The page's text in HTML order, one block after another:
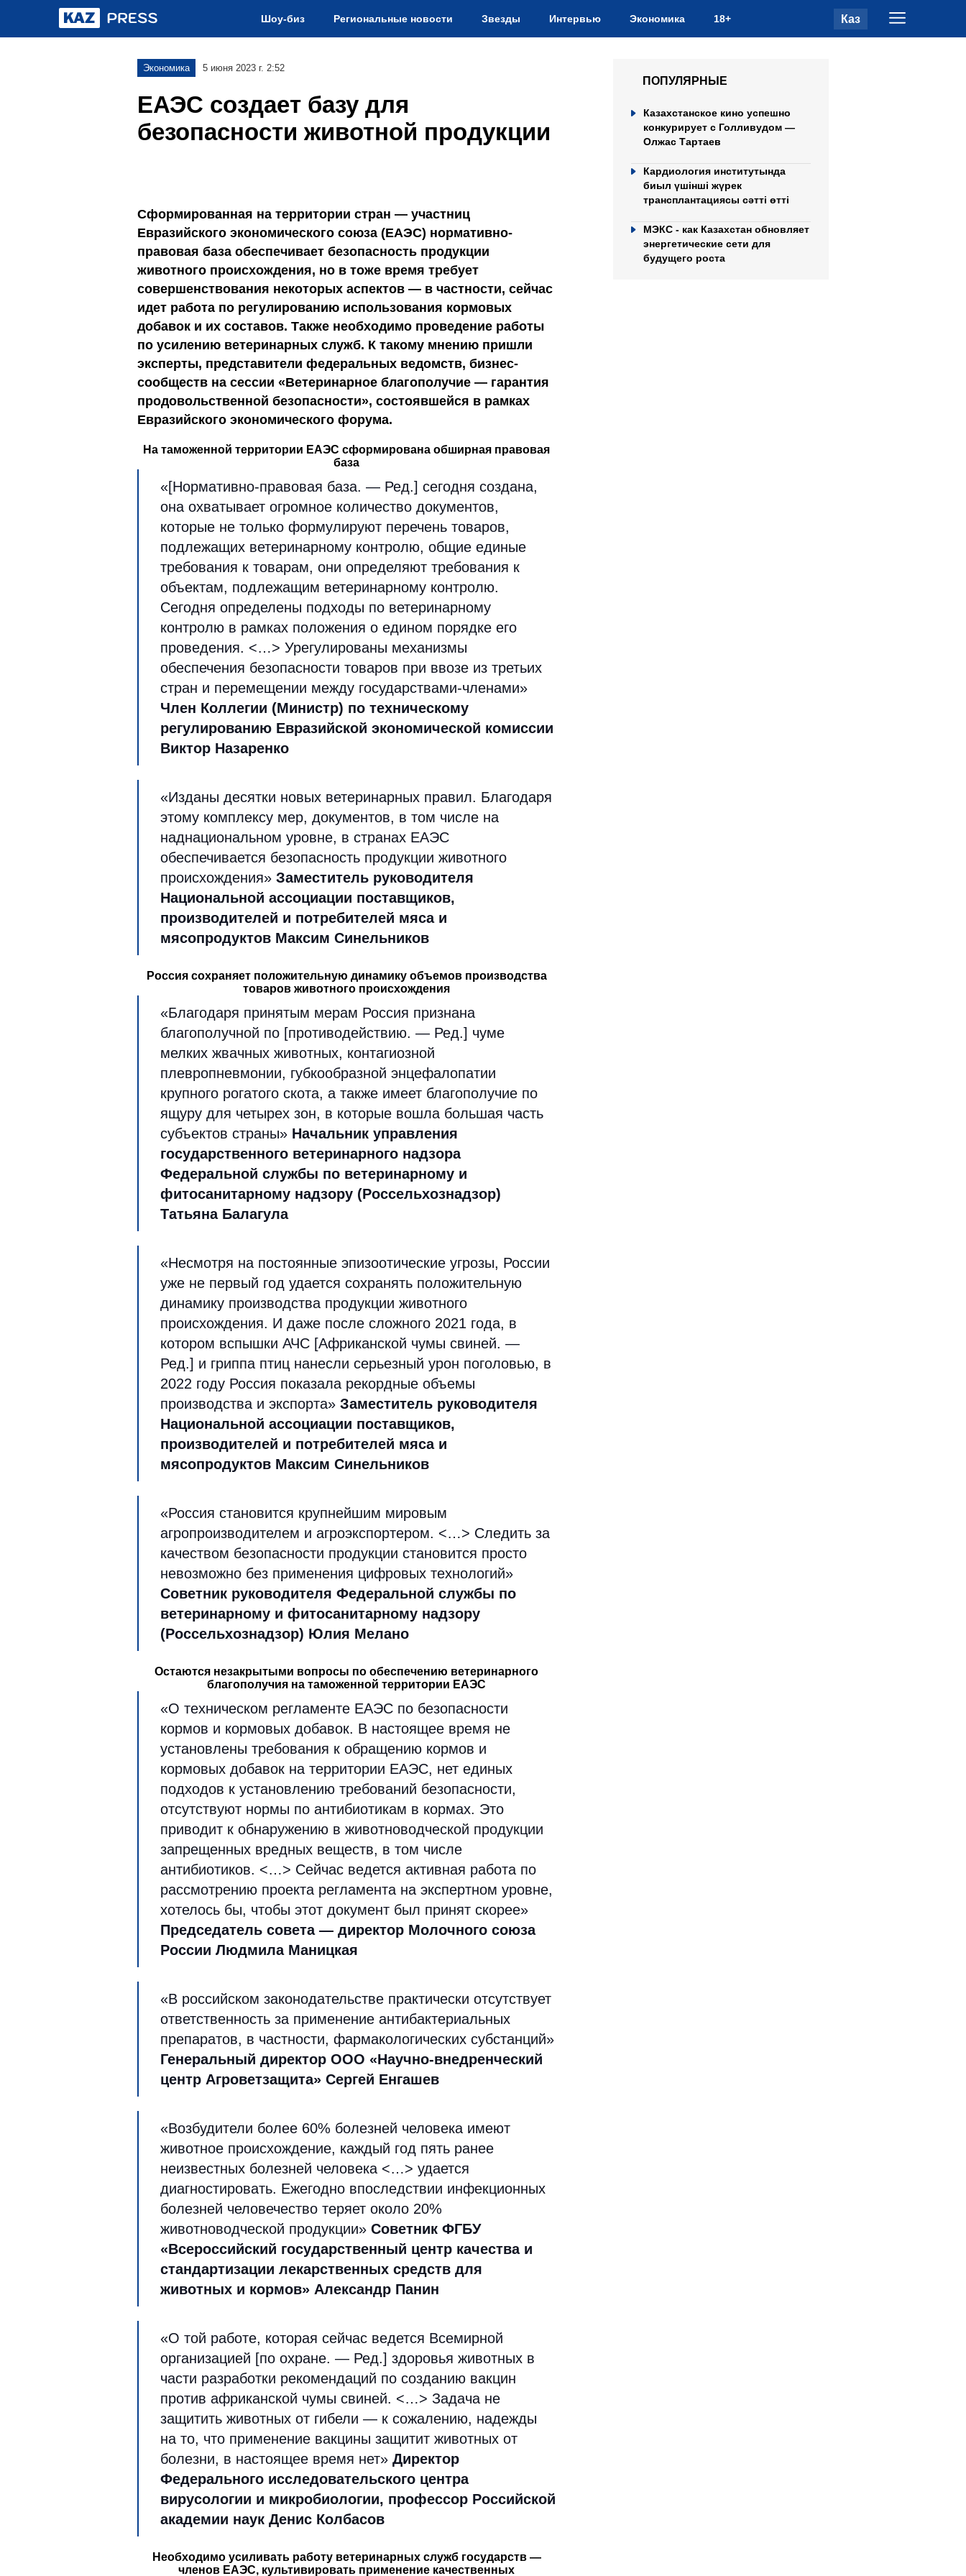
Шоу-биз Региональные новости Звезды Интервью Экономика 18+ Каз
Экономика 5 июня 2023 г. 2:52
ЕАЭС создает базу для
безопасности животной продукции
Сформированная на территории стран — участниц
Евразийского экономического союза (ЕАЭС) нормативно-
правовая база обеспечивает безопасность продукции
животного происхождения, но в тоже время требует
совершенствования некоторых аспектов — в частности, сейчас
идет работа по регулированию использования кормовых
добавок и их составов. Также необходимо проведение работы
по усилению ветеринарных служб. К такому мнению пришли
эксперты, представители федеральных ведомств, бизнес-
сообществ на сессии «Ветеринарное благополучие — гарантия
продовольственной безопасности», состоявшейся в рамках
Евразийского экономического форума.
На таможенной территории ЕАЭС сформирована обширная правовая
база
«[Нормативно-правовая база. — Ред.] сегодня создана,
она охватывает огромное количество документов,
которые не только формулируют перечень товаров,
подлежащих ветеринарному контролю, общие единые
требования к товарам, они определяют требования к
объектам, подлежащим ветеринарному контролю.
Сегодня определены подходы по ветеринарному
контролю в рамках положения о едином порядке его
проведения. <…> Урегулированы механизмы
обеспечения безопасности товаров при ввозе из третьих
стран и перемещении между государствами-членами»
Член Коллегии (Министр) по техническому
регулированию Евразийской экономической комиссии
Виктор Назаренко
«Изданы десятки новых ветеринарных правил. Благодаря
этому комплексу мер, документов, в том числе на
наднациональном уровне, в странах ЕАЭС
обеспечивается безопасность продукции животного
происхождения» Заместитель руководителя
Национальной ассоциации поставщиков,
производителей и потребителей мяса и
мясопродуктов Максим Синельников
Россия сохраняет положительную динамику объемов производства
товаров животного происхождения
«Благодаря принятым мерам Россия признана
благополучной по [противодействию. — Ред.] чуме
мелких жвачных животных, контагиозной
плевропневмонии, губкообразной энцефалопатии
крупного рогатого скота, а также имеет благополучие по
ящуру для четырех зон, в которые вошла большая часть
субъектов страны» Начальник управления
государственного ветеринарного надзора
Федеральной службы по ветеринарному и
фитосанитарному надзору (Россельхознадзор)
Татьяна Балагула
«Несмотря на постоянные эпизоотические угрозы, России
уже не первый год удается сохранять положительную
динамику производства продукции животного
происхождения. И даже после сложного 2021 года, в
котором вспышки АЧС [Африканской чумы свиней. —
Ред.] и гриппа птиц нанесли серьезный урон поголовью, в
2022 году Россия показала рекордные объемы
производства и экспорта» Заместитель руководителя
Национальной ассоциации поставщиков,
производителей и потребителей мяса и
мясопродуктов Максим Синельников
«Россия становится крупнейшим мировым
агропроизводителем и агроэкспортером. <…> Следить за
качеством безопасности продукции становится просто
невозможно без применения цифровых технологий»
Советник руководителя Федеральной службы по
ветеринарному и фитосанитарному надзору
(Россельхознадзор) Юлия Мелано
Остаются незакрытыми вопросы по обеспечению ветеринарного
благополучия на таможенной территории ЕАЭС
«О техническом регламенте ЕАЭС по безопасности
кормов и кормовых добавок. В настоящее время не
установлены требования к обращению кормов и
кормовых добавок на территории ЕАЭС, нет единых
подходов к установлению требований безопасности,
отсутствуют нормы по антибиотикам в кормах. Это
приводит к обнаружению в животноводческой продукции
запрещенных вредных веществ, в том числе
антибиотиков. <…> Сейчас ведется активная работа по
рассмотрению проекта регламента на экспертном уровне,
хотелось бы, чтобы этот документ был принят скорее»
Председатель совета — директор Молочного союза
России Людмила Маницкая
«В российском законодательстве практически отсутствует
ответственность за применение антибактериальных
препаратов, в частности, фармакологических субстанций»
Генеральный директор ООО «Научно-внедренческий
центр Агроветзащита» Сергей Енгашев
«Возбудители более 60% болезней человека имеют
животное происхождение, каждый год пять ранее
неизвестных болезней человека <…> удается
диагностировать. Ежегодно впоследствии инфекционных
болезней человечество теряет около 20%
животноводческой продукции» Советник ФГБУ
«Всероссийский государственный центр качества и
стандартизации лекарственных средств для
животных и кормов» Александр Панин
«О той работе, которая сейчас ведется Всемирной
организацией [по охране. — Ред.] здоровья животных в
части разработки рекомендаций по созданию вакцин
против африканской чумы свиней. <…> Задача не
защитить животных от гибели — к сожалению, надежды
на то, что применение вакцины защитит животных от
болезни, в настоящее время нет» Директор
Федерального исследовательского центра
вирусологии и микробиологии, профессор Российской
академии наук Денис Колбасов
Необходимо усиливать работу ветеринарных служб государств —
членов ЕАЭС, культивировать применение качественных
ПОПУЛЯРНЫЕ
Казахстанское кино успешно
конкурирует с Голливудом —
Олжас Тартаев
Кардиология институтында
биыл үшінші жүрек
трансплантациясы сәтті өтті
МЭКС - как Казахстан обновляет
энергетические сети для
будущего роста